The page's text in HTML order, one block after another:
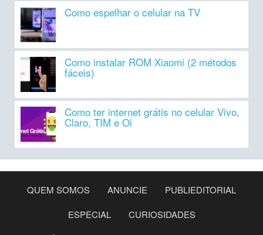
Como espelhar o celular na TV
Como instalar ROM Xiaomi (2 métodos
fáceis)
Como ter internet grátis no celular Vivo,
Claro, TIM e Oi
QUEM SOMOS ANUNCIE
PUBLIEDITORIAL
ESPECIAL
CURIOSIDADES